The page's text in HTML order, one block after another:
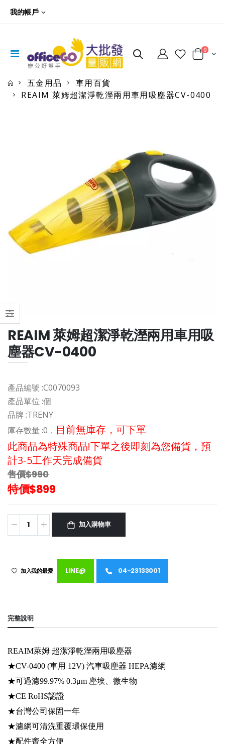
我的帳戶
0
五金用品
車用百貨
REAIM 萊姆超潔淨乾溼兩用車用吸塵器CV-0400
REAIM 萊姆超潔淨乾溼兩用車用吸
塵器CV-0400
產品編號 :C0070093
產品單位 :個
品牌 :TRENY
庫存數量 :0， 目前無庫存，可下單
此商品為特殊商品!下單之後即刻為您備貨，預
計3-5工作天完成備貨
售價$990
特價$899
加入購物車
加入我的最愛 LINE@ 04-23133001
完整說明
REAIM萊姆 超潔淨乾溼兩用吸塵器
★CV-0400 (車用 12V) 汽車吸塵器 HEPA濾網
★可過濾99.97% 0.3μm 塵埃、微生物
★CE RoHS認證
★台灣公司保固一年
★濾網可清洗重覆環保使用
★配件齊全方便